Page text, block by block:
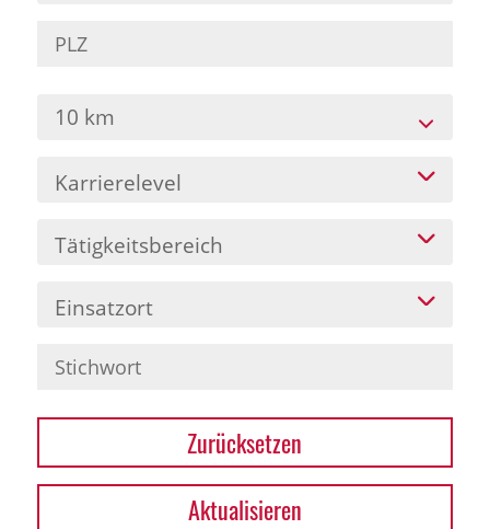
Presse
News Archiv
10 km
Karrierelevel
Tätigkeitsbereich
Einsatzort
Zurücksetzen
Aktualisieren